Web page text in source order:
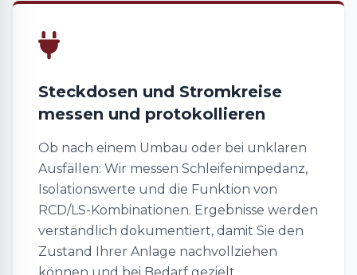
Steckdosen und Stromkreise
messen und protokollieren
Ob nach einem Umbau oder bei unklaren
Ausfällen: Wir messen Schleifenimpedanz,
Isolationswerte und die Funktion von
RCD/LS-Kombinationen. Ergebnisse werden
verständlich dokumentiert, damit Sie den
Zustand Ihrer Anlage nachvollziehen